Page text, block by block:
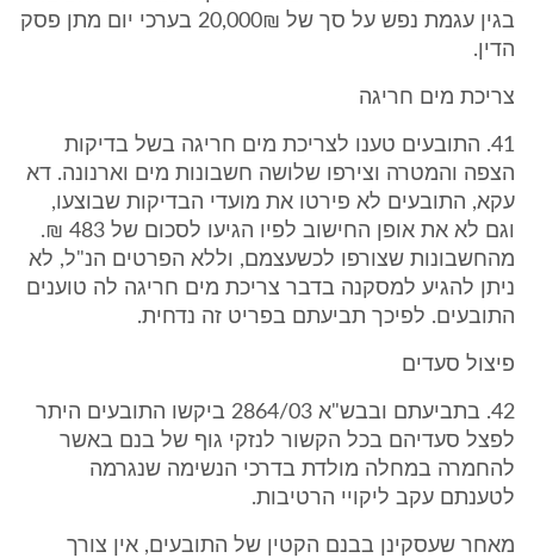
בגין עגמת נפש על סך של 20,000₪ בערכי יום מתן פסק
הדין.
צריכת מים חריגה
41. התובעים טענו לצריכת מים חריגה בשל בדיקות
הצפה והמטרה וצירפו שלושה חשבונות מים וארנונה. דא
עקא, התובעים לא פירטו את מועדי הבדיקות שבוצעו,
וגם לא את אופן החישוב לפיו הגיעו לסכום של 483 ₪.
מהחשבונות שצורפו לכשעצמם, וללא הפרטים הנ"ל, לא
ניתן להגיע למסקנה בדבר צריכת מים חריגה לה טוענים
התובעים. לפיכך תביעתם בפריט זה נדחית.
פיצול סעדים
42. בתביעתם ובבש"א 2864/03 ביקשו התובעים היתר
לפצל סעדיהם בכל הקשור לנזקי גוף של בנם באשר
להחמרה במחלה מולדת בדרכי הנשימה שנגרמה
לטענתם עקב ליקויי הרטיבות.
מאחר שעסקינן בבנם הקטין של התובעים, אין צורך